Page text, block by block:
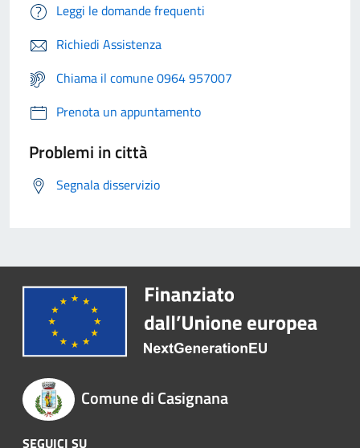
Leggi le domande frequenti
Richiedi Assistenza
Chiama il comune 0964 957007
Prenota un appuntamento
Problemi in città
Segnala disservizio
Comune di Casignana
SEGUICI SU